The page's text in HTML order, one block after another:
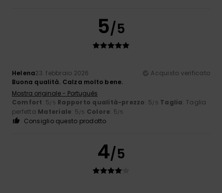
5/5
Helena23. febbraio 2026
Acquisto verificato
Buona qualità. Calza molto bene.
Mostra originale - Português
Comfort: 5/5 Rapporto qualità-prezzo: 5/5 Taglia: Taglia
perfetta Materiale: 5/5 Colore: 5/5
Consiglio questo prodotto
4/5